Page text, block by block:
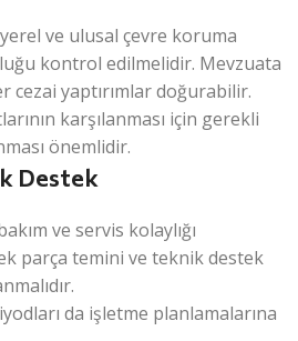
ve ulusal çevre koruma
kontrol edilmelidir. Mevzuata
cezai yaptırımlar doğurabilir.
karşılanması için gerekli
önemlidir.
Destek
ve servis kolaylığı
parça temini ve teknik destek
da işletme planlamalarına